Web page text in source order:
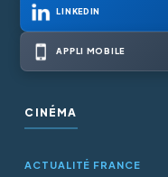
LINKEDIN
APPLI MOBILE
CINÉMA
ACTUALITÉ FRANCE